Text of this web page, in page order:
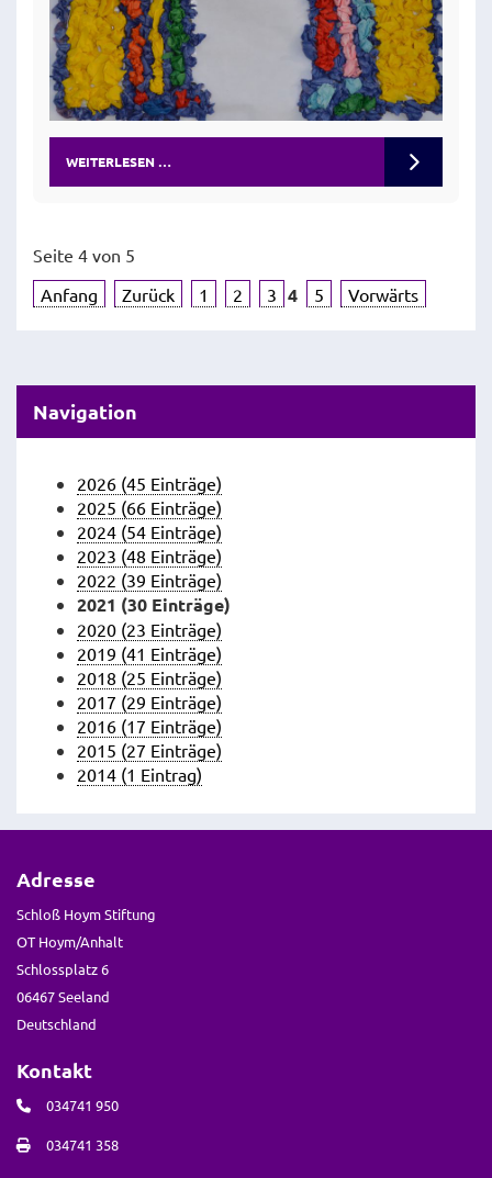
WEITERLESEN …
Seite 4 von 5
Anfang
Zurück 1 2 3 4 5 Vorwärts
Navigation
2026 (45 Einträge)
2025 (66 Einträge)
2024 (54 Einträge)
2023 (48 Einträge)
2022 (39 Einträge)
2021 (30 Einträge)
2020 (23 Einträge)
2019 (41 Einträge)
2018 (25 Einträge)
2017 (29 Einträge)
2016 (17 Einträge)
2015 (27 Einträge)
2014 (1 Eintrag)
Adresse
Schloß Hoym Stiftung
OT Hoym/Anhalt
Schlossplatz 6
06467 Seeland
Deutschland
Kontakt
034741 950
034741 358